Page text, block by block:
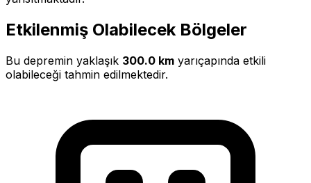
Etkilenmiş Olabilecek Bölgeler
Bu depremin yaklaşık 300.0 km yarıçapında etkili
olabileceği tahmin edilmektedir.